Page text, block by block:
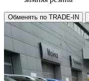
Обменять по TRADE-IN